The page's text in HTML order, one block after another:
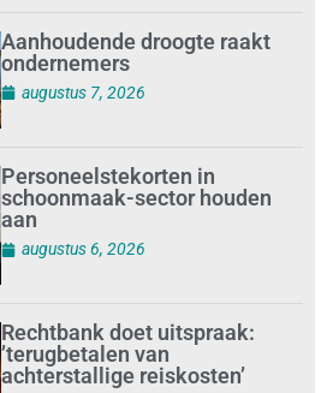
Aanhoudende droogte raakt
ondernemers
augustus 7, 2026
Personeelstekorten in
schoonmaak-sector houden
aan
augustus 6, 2026
Rechtbank doet uitspraak:
’terugbetalen van
achterstallige reiskosten’